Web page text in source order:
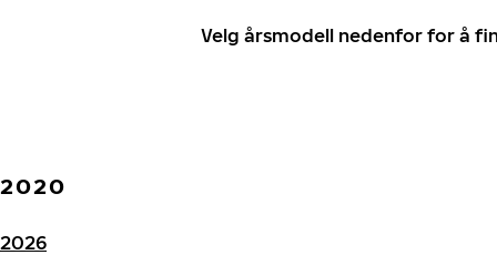
Velg årsmodell nedenfor for å
2020
2026